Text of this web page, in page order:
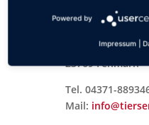
Ihr Weg zu
Tierservice
Ostend 5
23769 Fehmarn
Tel. 04371-
Mail:
Powered by
Impressum